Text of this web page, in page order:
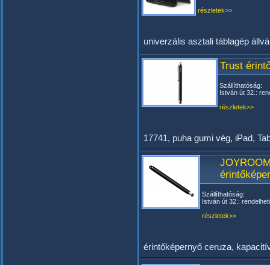
részletek>>
univerzális asztali táblagép
Trust
Szállíthatóság:
István út 32.:
részletek>>
17741, puha gumi vég, iPad,
Szállíthatóság:
István út 32.:
részletek>>
érintőképernyő ceruza,